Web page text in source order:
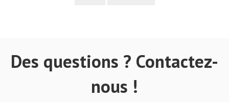
Des questions ? Contactez-
nous !